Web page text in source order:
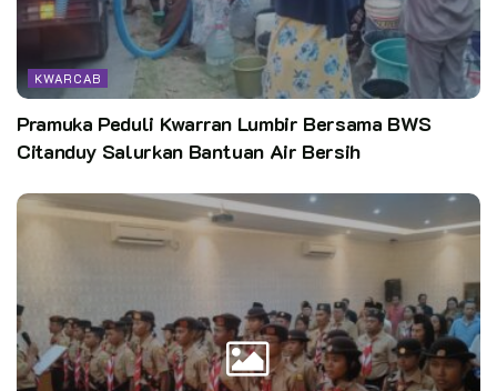
KWARCAB
Pramuka Peduli Kwarran Lumbir Bersama BWS
Citanduy Salurkan Bantuan Air Bersih